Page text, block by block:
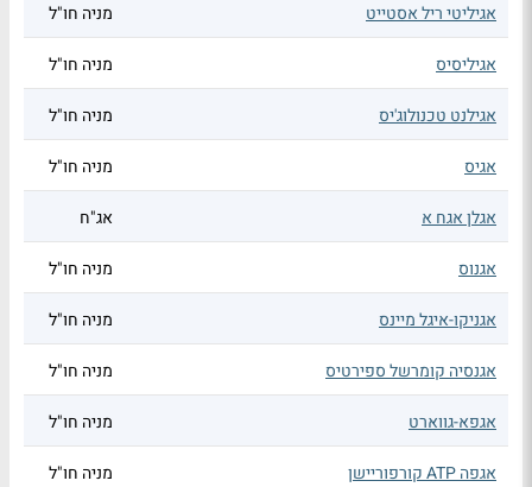
אגיליטי ריל אסטייט מניה חו"ל
אגיליסיס מניה חו"ל
אגילנט טכנולוג'יס מניה חו"ל
אגיס מניה חו"ל
אגלן אגח א אג"ח
אגנוס מניה חו"ל
אגניקו-איגל מיינס מניה חו"ל
אגנסיה קומרשל ספירטיס מניה חו"ל
אגפא-גווארט מניה חו"ל
אגפה ATP קורפוריישן מניה חו"ל